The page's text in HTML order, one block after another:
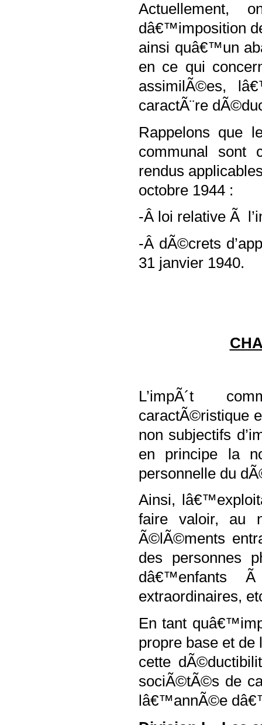
Actuellement,
dâ€™imposition
ainsi quâ€™un
en ce qui
assimilÃ©es,
caractÃ¨re
Rappelons que
communal sont
rendus
octobre 1944 :
-Â loi relative Ã
-Â dÃ©crets
31 janvier 1940.
L’impÃ´t
caractÃ©ristique
non subjectifs
en principe la
personnelle du
Ainsi,
faire valoir, au
Ã©lÃ©ments
des personnes
dâ€™enfants
extraordinaires,
En tant
propre base et
cette
sociÃ©tÃ©s de
lâ€™annÃ©e